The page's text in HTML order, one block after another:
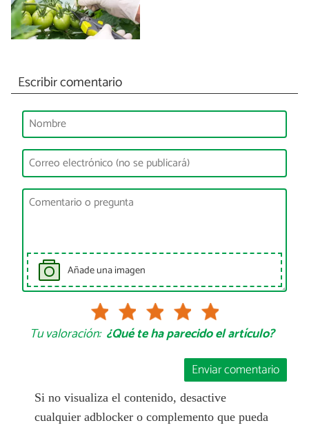
Escribir comentario
Añade una imagen
Tu valoración: ¿Qué te ha parecido el artículo?
Enviar comentario
Si no visualiza el contenido, desactive
cualquier adblocker o complemento que pueda